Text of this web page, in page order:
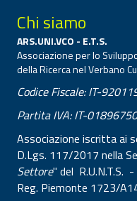
Chi siamo
ARS.UNI.VCO - E.T.S.
Associazione per lo
della Ricerca nel Verbano
Codice Fiscale: IT-
Partita IVA: IT-
Associazione iscritta ai
D.Lgs. 117/2017 nella
Settore" del R.U.N.T.S.
Reg. Piemonte 1723/